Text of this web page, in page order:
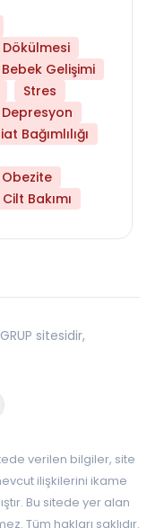
Dökülmesi
Bebek Gelişimi
Stres
Depresyon
Bağımlılığı
Obezite
Cilt Bakımı
sitesidir,
verilen bilgiler, site
ilişkilerini ikame
Bu sitede yer alan
Tüm hakları saklıdır.